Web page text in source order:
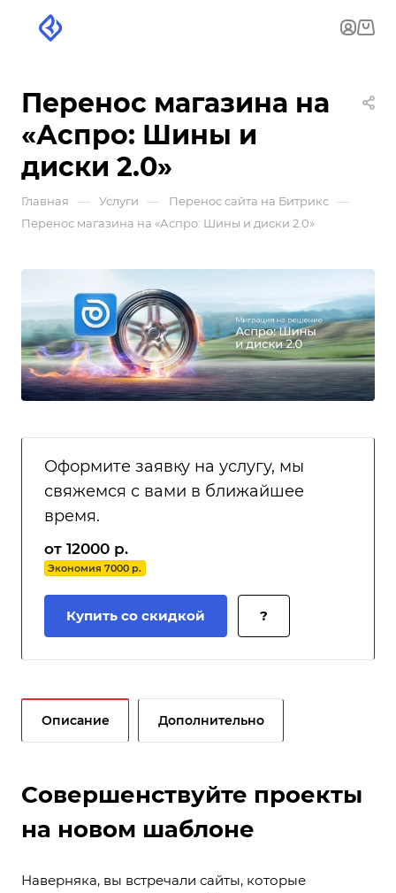
Перенос магазина на
«Аспро: Шины и
диски 2.0»
Главная — Услуги — Перенос сайта на Битрикс —
Перенос магазина на «Аспро: Шины и диски 2.0»
Оформите заявку на услугу, мы
свяжемся с вами в ближайшее
время.
от 12000 р.
Экономия 7000 р.
Купить со скидкой ?
Описание Дополнительно
Совершенствуйте проекты
на новом шаблоне
Наверняка, вы встречали сайты, которые